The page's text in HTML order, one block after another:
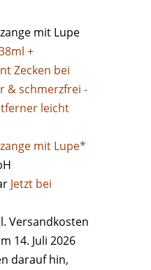
+
Zecken bei
& schmerzfrei -
leicht
mit Lupe*
Jetzt bei
Versandkosten
14. Juli 2026
darauf hin,